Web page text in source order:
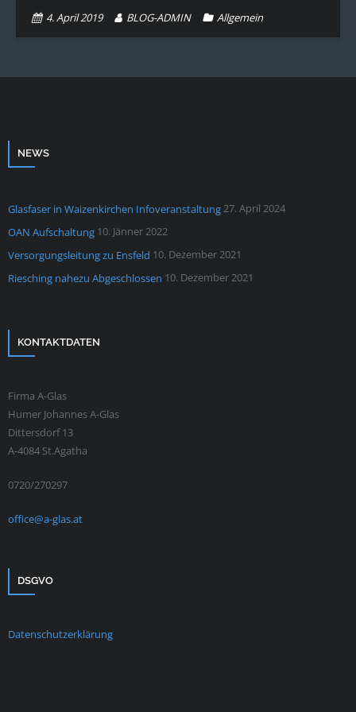
4. April 2019 BLOG-ADMIN Allgemein
NEWS
Glasfaser in Waizenkirchen Infoveranstaltung27. April 2024
OAN Aufschaltung 10. Jänner 2022
Versorgungsleitung zu Ensfeld 10. Dezember 2021
Riesching nahezu Abgeschlossen 10. Dezember 2021
KONTAKTDATEN
Firma A-Glas
Humer Johannes A-Glas
Dittersdorf 13
A-4084 St.Agatha
0720/270297
office@a-glas.at
DSGVO
Datenschutzerklärung